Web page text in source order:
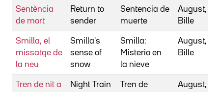
Sentència
de mort
Return to
sender
Sentencia de
muerte
August,
Bille
Smilla, el
missatge de
la neu
Smilla's
sense of
snow
Smilla:
Misterio en
la nieve
August,
Bille
Tren de nit a Night Train Tren de August,